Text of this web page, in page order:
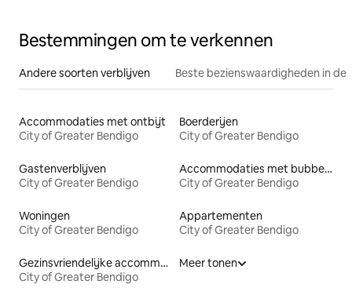
Bestemmingen om te verkennen
Andere soorten verblijven Beste bezienswaardigheden in de
Accommodaties met ontbijt
City of Greater Bendigo
Boerderijen
City of Greater Bendigo
Gastenverblijven
City of Greater Bendigo
Accommodaties met bubbelbad
City of Greater Bendigo
Woningen
City of Greater Bendigo
Appartementen
City of Greater Bendigo
Gezinsvriendelijke accommodaties
City of Greater Bendigo
Meer tonen